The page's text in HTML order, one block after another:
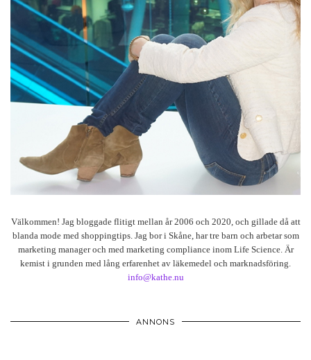
Välkommen! Jag bloggade flitigt mellan år 2006 och 2020, och gillade då att
blanda mode med shoppingtips. Jag bor i Skåne, har tre barn och arbetar som
marketing manager och med marketing compliance inom Life Science. Är
kemist i grunden med lång erfarenhet av läkemedel och marknadsföring.
info@kathe.nu
ANNONS